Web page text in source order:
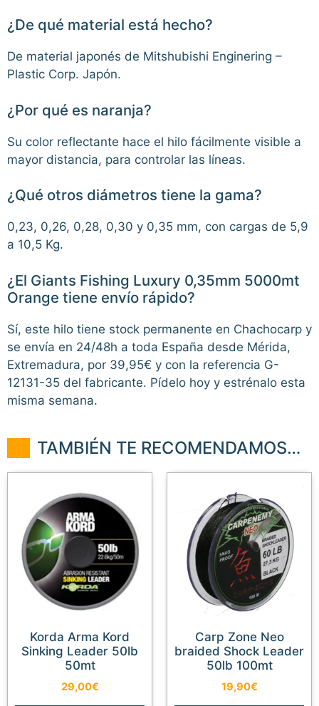
¿De qué material está hecho?
De material japonés de Mitshubishi Enginering –
Plastic Corp. Japón.
¿Por qué es naranja?
Su color reflectante hace el hilo fácilmente visible a
mayor distancia, para controlar las líneas.
¿Qué otros diámetros tiene la gama?
0,23, 0,26, 0,28, 0,30 y 0,35 mm, con cargas de 5,9
a 10,5 Kg.
¿El Giants Fishing Luxury 0,35mm 5000mt
Orange tiene envío rápido?
Sí, este hilo tiene stock permanente en Chachocarp y
se envía en 24/48h a toda España desde Mérida,
Extremadura, por 39,95€ y con la referencia G-
12131-35 del fabricante. Pídelo hoy y estrénalo esta
misma semana.
TAMBIÉN TE RECOMENDAMOS…
Korda Arma Kord
Sinking Leader 50lb
50mt
29,00€
Carp Zone Neo
braided Shock Leader
50lb 100mt
19,90€